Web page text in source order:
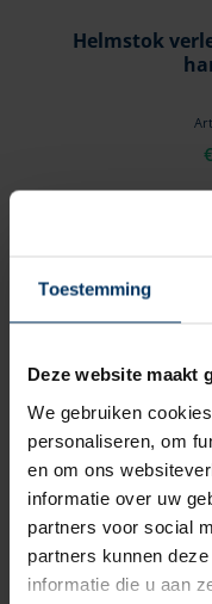
Toestemming
Deze website maakt
We gebruiken
personaliseren, om
en om ons
informatie over uw
partners voor social
partners kunnen
informatie die u aan
Helmstok
€
Helmstok